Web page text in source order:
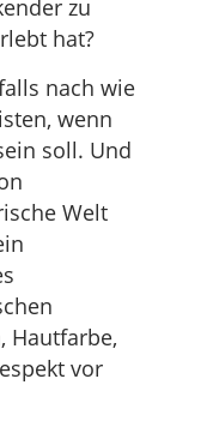
zu
hat?
nach wie
wenn
soll. Und
Welt
Hautfarbe,
vor